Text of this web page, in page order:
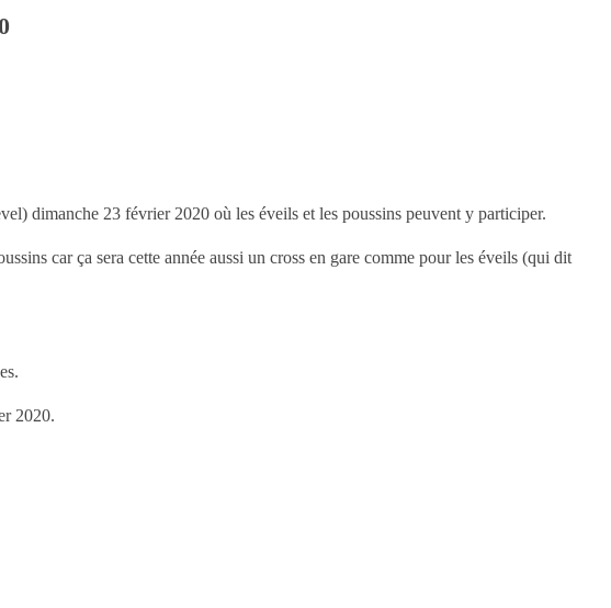
dimanche 23 février 2020 où les éveils et les poussins peuvent y participer.
car ça sera cette année aussi un cross en gare comme pour les éveils (qui dit
2020.